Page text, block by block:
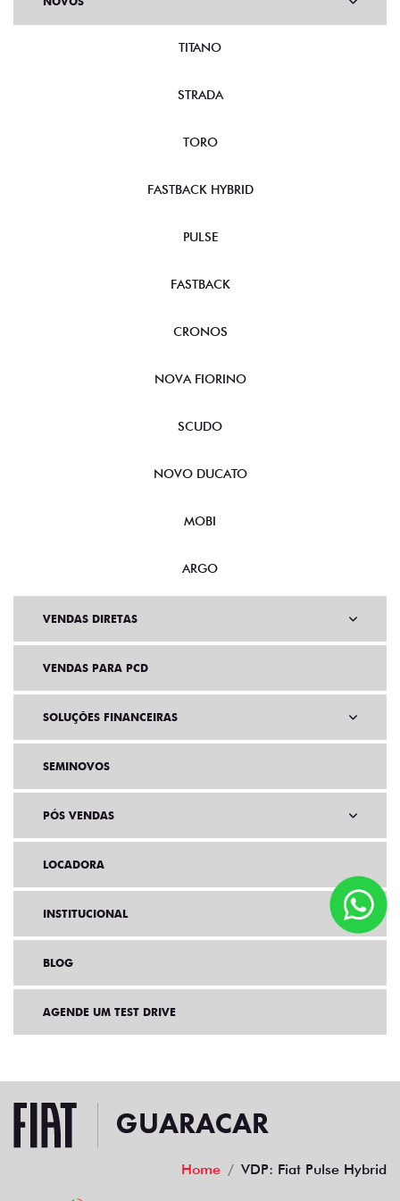
TITANO
STRADA
TORO
FASTBACK HYBRID
PULSE
FASTBACK
CRONOS
NOVA FIORINO
SCUDO
NOVO DUCATO
MOBI
ARGO
VENDAS DIRETAS
VENDAS PARA PCD
SOLUÇÕES FINANCEIRAS
SEMINOVOS
PÓS VENDAS
LOCADORA
INSTITUCIONAL
BLOG
AGENDE UM TEST DRIVE
Home VDP: Fiat Pulse Hybrid